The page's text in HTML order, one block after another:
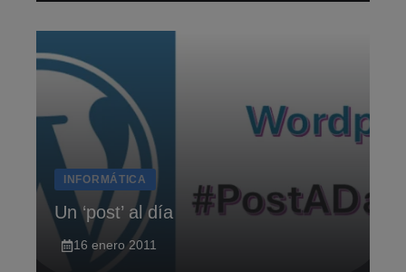
INFORMÁTICA
Un ‘post’ al dí­a
16 enero 2011